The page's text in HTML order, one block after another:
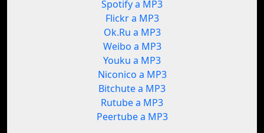
Spotify a MP3
Flickr a MP3
Ok.Ru a MP3
Weibo a MP3
Youku a MP3
Niconico a MP3
Bitchute a MP3
Rutube a MP3
Peertube a MP3